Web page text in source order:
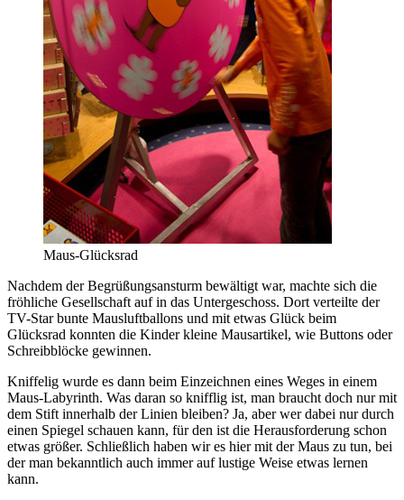
Maus-Glücksrad
Nachdem der Begrüßungsansturm bewältigt war, machte sich die
fröhliche Gesellschaft auf in das Untergeschoss. Dort verteilte der
TV-Star bunte Mausluftballons und mit etwas Glück beim
Glücksrad konnten die Kinder kleine Mausartikel, wie Buttons oder
Schreibblöcke gewinnen.
Kniffelig wurde es dann beim Einzeichnen eines Weges in einem
Maus-Labyrinth. Was daran so knifflig ist, man braucht doch nur mit
dem Stift innerhalb der Linien bleiben? Ja, aber wer dabei nur durch
einen Spiegel schauen kann, für den ist die Herausforderung schon
etwas größer. Schließlich haben wir es hier mit der Maus zu tun, bei
der man bekanntlich auch immer auf lustige Weise etwas lernen
kann.